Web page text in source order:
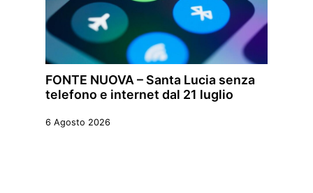
FONTE NUOVA – Santa Lucia senza
telefono e internet dal 21 luglio
6 Agosto 2026